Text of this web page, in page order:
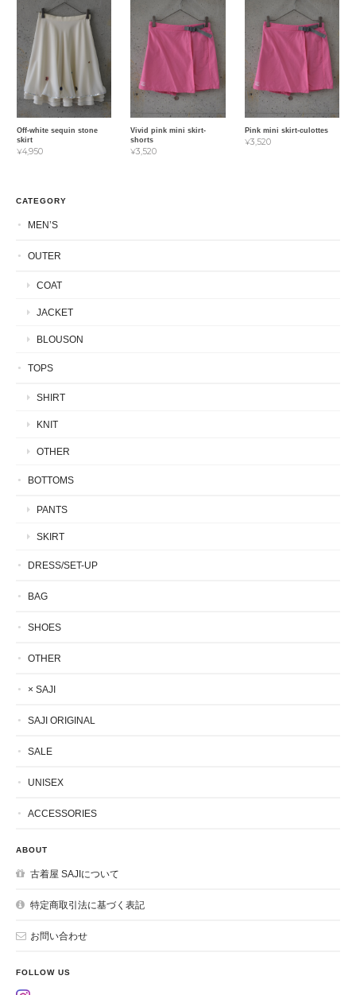
Off-white sequin stone
skirt
¥4,950
Vivid pink mini skirt-
shorts
¥3,520
Pink mini skirt-culottes
¥3,520
CATEGORY
MEN’S
OUTER
COAT
JACKET
BLOUSON
TOPS
SHIRT
KNIT
OTHER
BOTTOMS
PANTS
SKIRT
DRESS/SET-UP
BAG
SHOES
OTHER
× SAJI
SAJI ORIGINAL
SALE
UNISEX
ACCESSORIES
ABOUT
古着屋 SAJIについて
特定商取引法に基づく表記
お問い合わせ
FOLLOW US